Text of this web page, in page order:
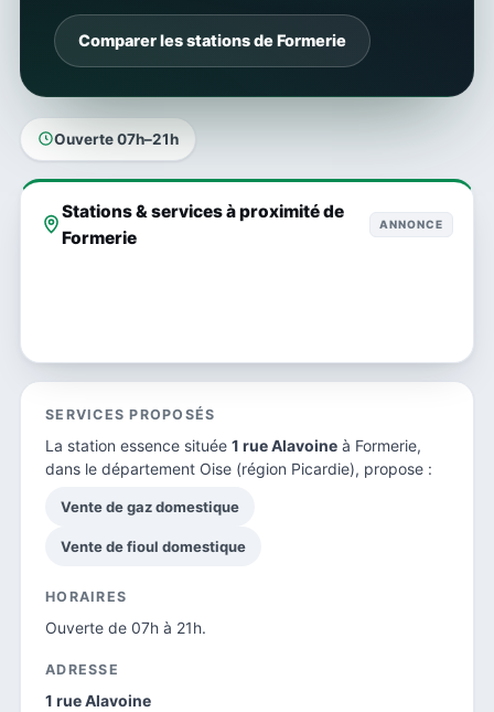
Comparer les stations de Formerie
Ouverte 07h–21h
Stations & services à proximité de
Formerie
ANNONCE
SERVICES PROPOSÉS
La station essence située 1 rue Alavoine à Formerie,
dans le département Oise (région Picardie), propose :
Vente de gaz domestique
Vente de fioul domestique
HORAIRES
Ouverte de 07h à 21h.
ADRESSE
1 rue Alavoine